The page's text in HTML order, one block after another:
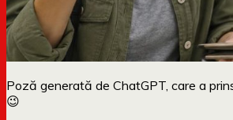
Poză generată de ChatGPT, care a
😉